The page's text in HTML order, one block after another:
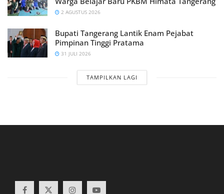
2 AGUSTUS 2026
Bupati Tangerang Lantik Enam Pejabat
Pimpinan Tinggi Pratama
31 JULI 2026
TAMPILKAN LAGI